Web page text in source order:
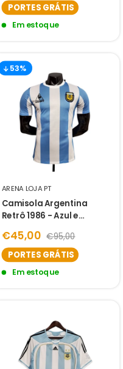
PORTES GRÁTIS
Em estoque
53%
ARENA LOJA PT
Camisola Argentina
Retrô 1986 - Azul e
€45,00 €95,00
PORTES GRÁTIS
Em estoque